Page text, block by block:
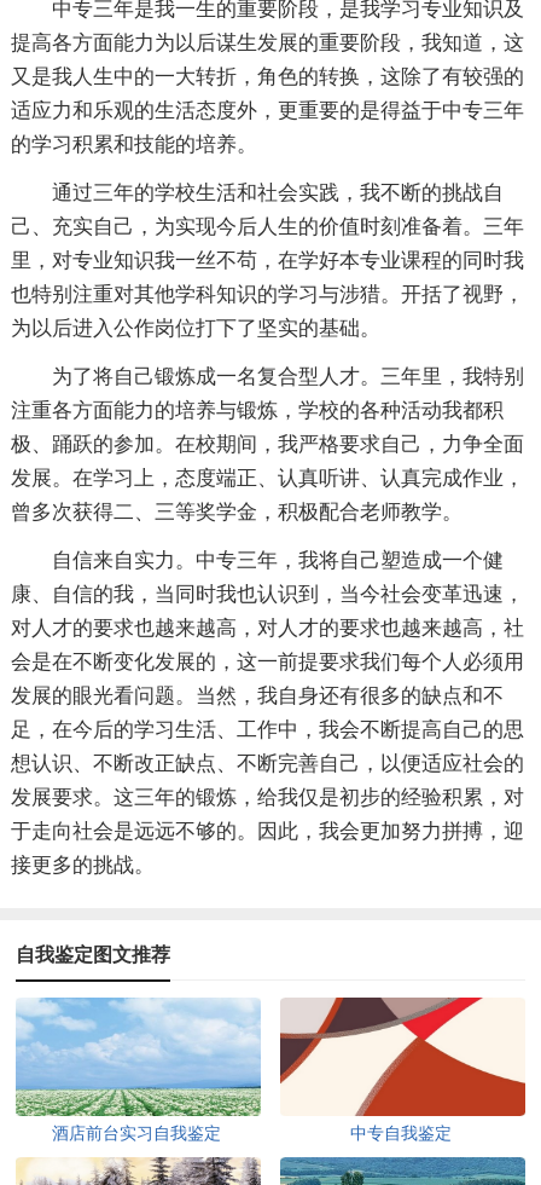
中专三年是我一生的重要阶段，是我学习专业知识及
提高各方面能力为以后谋生发展的重要阶段，我知道，这
又是我人生中的一大转折，角色的转换，这除了有较强的
适应力和乐观的生活态度外，更重要的是得益于中专三年
的学习积累和技能的培养。
通过三年的学校生活和社会实践，我不断的挑战自
己、充实自己，为实现今后人生的价值时刻准备着。三年
里，对专业知识我一丝不苟，在学好本专业课程的同时我
也特别注重对其他学科知识的学习与涉猎。开括了视野，
为以后进入公作岗位打下了坚实的基础。
为了将自己锻炼成一名复合型人才。三年里，我特别
注重各方面能力的培养与锻炼，学校的各种活动我都积
极、踊跃的参加。在校期间，我严格要求自己，力争全面
发展。在学习上，态度端正、认真听讲、认真完成作业，
曾多次获得二、三等奖学金，积极配合老师教学。
自信来自实力。中专三年，我将自己塑造成一个健
康、自信的我，当同时我也认识到，当今社会变革迅速，
对人才的要求也越来越高，对人才的要求也越来越高，社
会是在不断变化发展的，这一前提要求我们每个人必须用
发展的眼光看问题。当然，我自身还有很多的缺点和不
足，在今后的学习生活、工作中，我会不断提高自己的思
想认识、不断改正缺点、不断完善自己，以便适应社会的
发展要求。这三年的锻炼，给我仅是初步的经验积累，对
于走向社会是远远不够的。因此，我会更加努力拼搏，迎
接更多的挑战。
自我鉴定图文推荐
酒店前台实习自我鉴定 中专自我鉴定